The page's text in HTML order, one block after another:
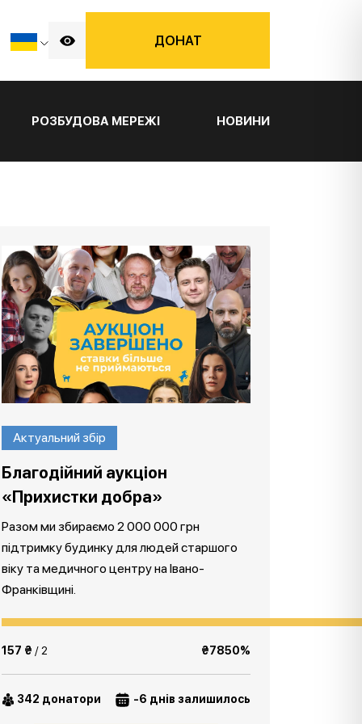
ДОНАТ
РОЗБУДОВА МЕРЕЖІ НОВИНИ
Актуальний збір
Благодійний аукціон
«Прихистки добра»
Разом ми збираємо 2 000 000 грн
підтримку будинку для людей старшого
віку та медичного центру на Івано-
Франківщині.
157 ₴ / 2 ₴7850%
342 донатори -6 днів залишилось